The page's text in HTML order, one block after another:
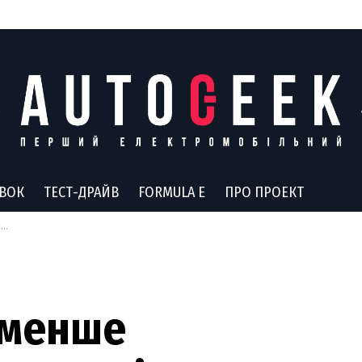
ТЕСТ-ДРАЙВ FORMULA E ПРО ПРОЕКТ
менше